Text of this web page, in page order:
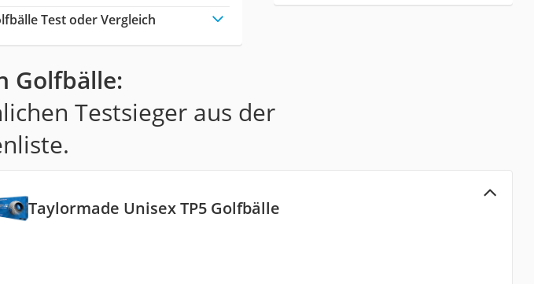
Test oder Vergleich
Golfbälle:
Testsieger aus der
Taylormade Unisex TP5 Golfbälle